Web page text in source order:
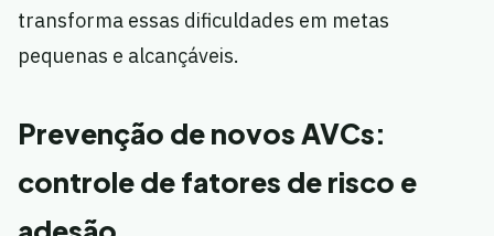
transforma essas dificuldades em metas
pequenas e alcançáveis.
Prevenção de novos AVCs:
controle de fatores de risco e